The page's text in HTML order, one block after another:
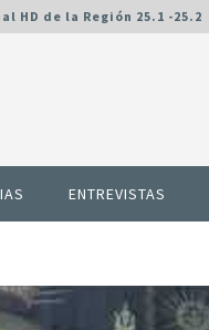
HD de la Región 25.1 -25.2
ENTREVISTAS